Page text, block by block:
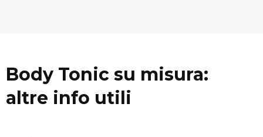
Body Tonic su misura:
altre info utili